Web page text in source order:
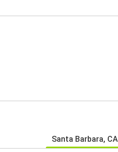
Santa Barbara, CA